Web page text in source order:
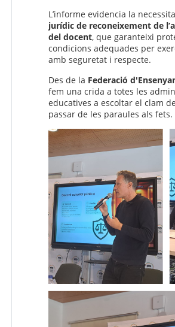
L’informe evidencia la
jurídic de reconeixement de
del docent, que garanteixi
condicions adequades per
amb seguretat i respecte.
Des de la Federació
fem una crida a totes les
educatives a escoltar el clam
passar de les paraules als fets.